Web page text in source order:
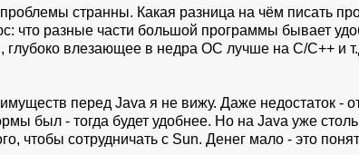
странны. Какая разница на чём писать
что разные части большой программы бывает
глубоко влезающее в недра ОС лучше на C/C++ и
перед Java я не вижу. Даже недостаток -
был - тогда будет удобнее. Но на Java уже
чтобы сотрудничать с Sun. Денег мало - это